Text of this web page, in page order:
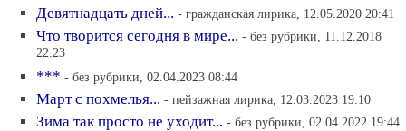
Девятнадцать дней... - гражданская лирика, 12.05.2020 20:41
Что творится сегодня в мире... - без рубрики, 11.12.2018
22:23
*** - без рубрики, 02.04.2023 08:44
Март с похмелья... - пейзажная лирика, 12.03.2023 19:10
Зима так просто не уходит... - без рубрики, 02.04.2022 19:44